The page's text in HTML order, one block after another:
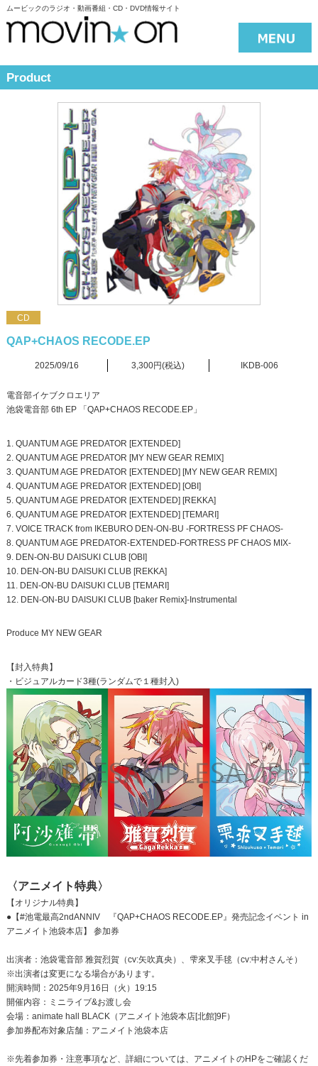
ムービックのラジオ・動画番組・CD・DVD情報サイト
Product
CD
QAP+CHAOS RECODE.EP
2025/09/16 3,300円(税込) IKDB-006
電音部イケブクロエリア
池袋電音部 6th EP 「QAP+CHAOS RECODE.EP」
1. QUANTUM AGE PREDATOR [EXTENDED]
2. QUANTUM AGE PREDATOR [MY NEW GEAR REMIX]
3. QUANTUM AGE PREDATOR [EXTENDED] [MY NEW GEAR REMIX]
4. QUANTUM AGE PREDATOR [EXTENDED] [OBI]
5. QUANTUM AGE PREDATOR [EXTENDED] [REKKA]
6. QUANTUM AGE PREDATOR [EXTENDED] [TEMARI]
7. VOICE TRACK from IKEBURO DEN-ON-BU -FORTRESS PF CHAOS-
8. QUANTUM AGE PREDATOR-EXTENDED-FORTRESS PF CHAOS MIX-
9. DEN-ON-BU DAISUKI CLUB [OBI]
10. DEN-ON-BU DAISUKI CLUB [REKKA]
11. DEN-ON-BU DAISUKI CLUB [TEMARI]
12. DEN-ON-BU DAISUKI CLUB [baker Remix]-Instrumental
Produce MY NEW GEAR
【封入特典】
・ビジュアルカード3種(ランダムで１種封入)
〈アニメイト特典〉
【オリジナル特典】
●【#池電最高2ndANNIV 『QAP+CHAOS RECODE.EP』発売記念イベント in
アニメイト池袋本店】 参加券
出演者：池袋電音部 雅賀烈賀（cv:矢吹真央）、雫來叉手毬（cv:中村さんそ）
※出演者は変更になる場合があります。
開演時間：2025年9月16日（火）19:15
開催内容：ミニライブ&お渡し会
会場：animate hall BLACK（アニメイト池袋本店[北館]9F）
参加券配布対象店舗：アニメイト池袋本店
※先着参加券・注意事項など、詳細については、アニメイトのHPをご確認くだ